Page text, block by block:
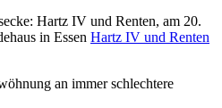
Hartz IV und Renten, am 20.
in Essen Hartz IV und Renten
an immer schlechtere